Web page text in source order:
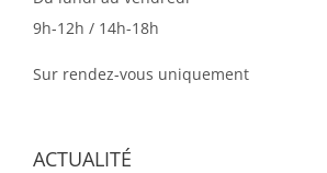
9h-12h / 14h-18h
Sur rendez-vous uniquement
ACTUALITÉ